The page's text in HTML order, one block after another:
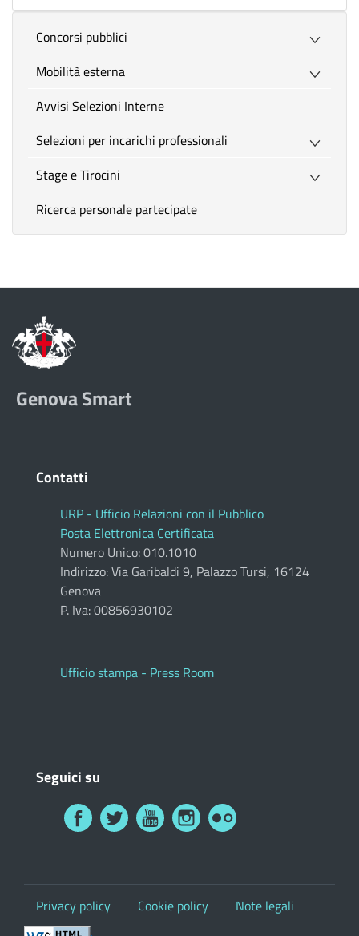
Concorsi pubblici
Mobilità esterna
Avvisi Selezioni Interne
Selezioni per incarichi professionali
Stage e Tirocini
Ricerca personale partecipate
Genova Smart
Contatti
URP - Ufficio Relazioni con il Pubblico
Posta Elettronica Certificata
Numero Unico: 010.1010
Indirizzo: Via Garibaldi 9, Palazzo Tursi, 16124
Genova
P. Iva: 00856930102
Ufficio stampa - Press Room
Seguici su
Privacy policy Cookie policy Note legali